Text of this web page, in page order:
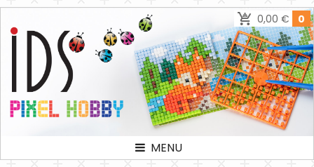
0,00 € 0
MENU